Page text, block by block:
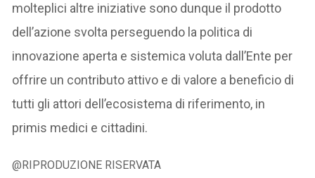
molteplici altre iniziative sono dunque il prodotto
dell’azione svolta perseguendo la politica di
innovazione aperta e sistemica voluta dall’Ente per
offrire un contributo attivo e di valore a beneficio di
tutti gli attori dell’ecosistema di riferimento, in
primis medici e cittadini.
@RIPRODUZIONE RISERVATA